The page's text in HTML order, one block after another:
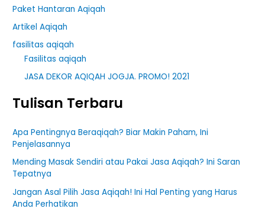
Paket Hantaran Aqiqah
Artikel Aqiqah
fasilitas aqiqah
Fasilitas aqiqah
JASA DEKOR AQIQAH JOGJA. PROMO! 2021
Tulisan Terbaru
Apa Pentingnya Beraqiqah? Biar Makin Paham, Ini
Penjelasannya
Mending Masak Sendiri atau Pakai Jasa Aqiqah? Ini Saran
Tepatnya
Jangan Asal Pilih Jasa Aqiqah! Ini Hal Penting yang Harus
Anda Perhatikan